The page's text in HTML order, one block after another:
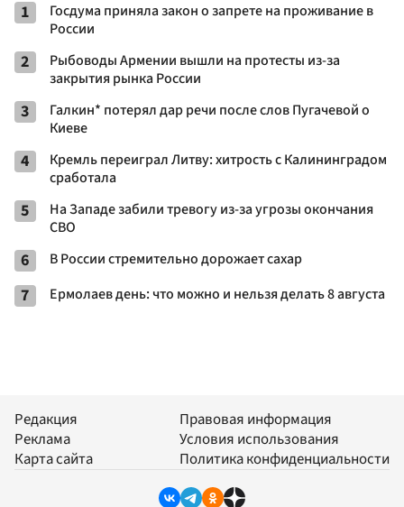
1
Госдума приняла закон о запрете на проживание в
России
2
Рыбоводы Армении вышли на протесты из-за
закрытия рынка России
3
Галкин* потерял дар речи после слов Пугачевой о
Киеве
4
Кремль переиграл Литву: хитрость с Калининградом
сработала
5
На Западе забили тревогу из-за угрозы окончания
СВО
6 В России стремительно дорожает сахар
7 Ермолаев день: что можно и нельзя делать 8 августа
Редакция
Реклама
Карта сайта
Правовая информация
Условия использования
Политика конфиденциальности